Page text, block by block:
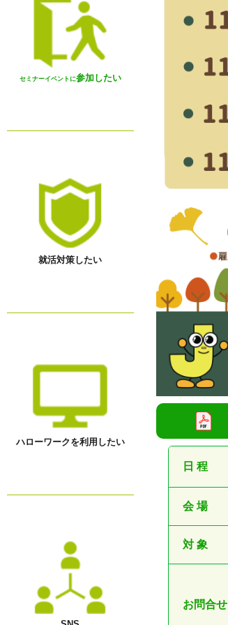
セミナーイベントに参加したい
就活対策したい
ハローワークを利用したい
日 程
会 場
対 象
お問合せ